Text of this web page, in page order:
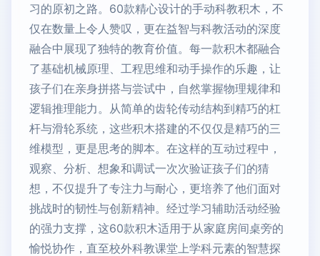
习的原初之路。60款精心设计的手动科教积木，不
仅在数量上令人赞叹，更在益智与科教活动的深度
融合中展现了独特的教育价值。每一款积木都融合
了基础机械原理、工程思维和动手操作的乐趣，让
孩子们在亲身拼搭与尝试中，自然掌握物理规律和
逻辑推理能力。从简单的齿轮传动结构到精巧的杠
杆与滑轮系统，这些积木搭建的不仅仅是精巧的三
维模型，更是思考的脚本。在这样的互动过程中，
观察、分析、想象和调试一次次验证孩子们的猜
想，不仅提升了专注力与耐心，更培养了他们面对
挑战时的韧性与创新精神。经过学习辅助活动经验
的强力支撑，这60款积木适用于从家庭房间桌旁的
愉悦协作，直至校外科教课堂上学科元素的智慧探